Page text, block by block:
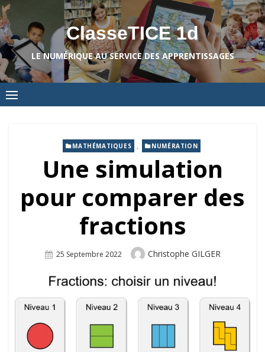
Skip
to
content
ClasseTICE 1d
LE NUMÉRIQUE AU SERVICE DES APPRENTISSAGES
MATHÉMATIQUES , NUMÉRATION
Une simulation
pour comparer des
fractions
Posted
25 Septembre 2022 Author
Christophe GILGER